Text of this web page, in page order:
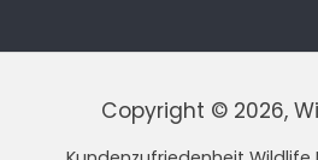
Copyright © 2026,